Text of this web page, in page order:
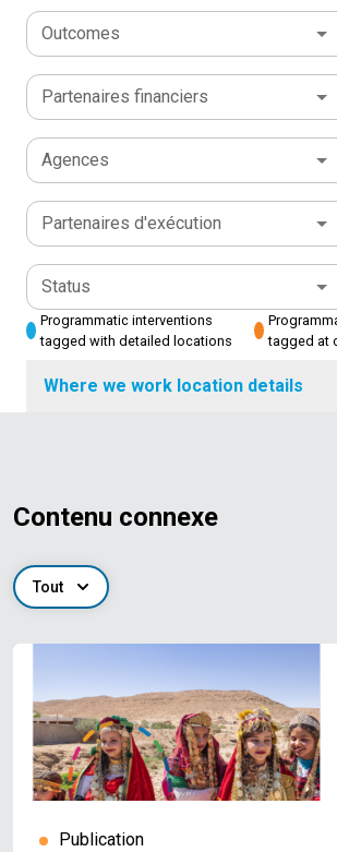
Outcomes
Partenaires financiers
Agences
Partenaires d'exécution
Status
Programmatic interventions
tagged with detailed locations
tagged at
Where we work location details
Contenu connexe
Tout
Publication